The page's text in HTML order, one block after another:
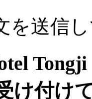
を送信
け付け